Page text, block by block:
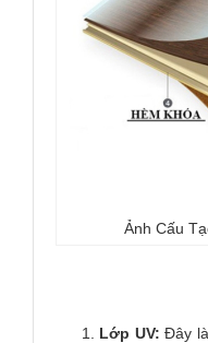
Ảnh Cấu
Lớp UV: Đây